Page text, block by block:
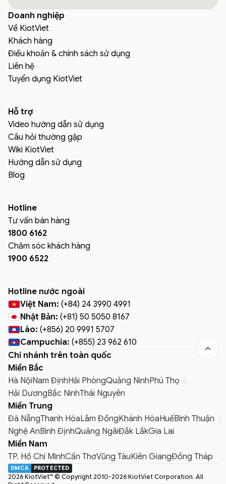
Doanh nghiệp
Về KiotViet
Khách hàng
Điều khoản & chính sách sử dụng
Liên hệ
Tuyển dụng KiotViet
Hỗ trợ
Video hướng dẫn sử dụng
Câu hỏi thường gặp
Wiki KiotViet
Hướng dẫn sử dụng
Blog
Hotline
Tư vấn bán hàng
1800 6162
Chăm sóc khách hàng
1900 6522
Hotline nước ngoài
Việt Nam: (+84) 24 3990 4991
Nhật Bản: (+81) 50 5050 8167
Lào: (+856) 20 9991 5707
Campuchia: (+855) 23 962 610

Chi nhánh trên toàn quốc
Miền Bắc
Hà NộiNam ĐịnhHải PhòngQuảng NinhPhú Thọ
Hải DươngBắc NinhThái Nguyên
Miền Trung
Đà NẵngThanh HóaLâm ĐồngKhánh HòaHuếBình Thuận
Nghệ AnBình ĐịnhQuảng NgãiĐắk LắkGia Lai
Miền Nam
TP. Hồ Chí MinhCần ThơVũng TàuKiên GiangĐồng Tháp
DMCA PROTECTED
2026 KiotViet™ © Copyright 2010-2026 KiotViet Corporation. All